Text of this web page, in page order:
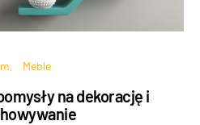
Meble
na dekorację i